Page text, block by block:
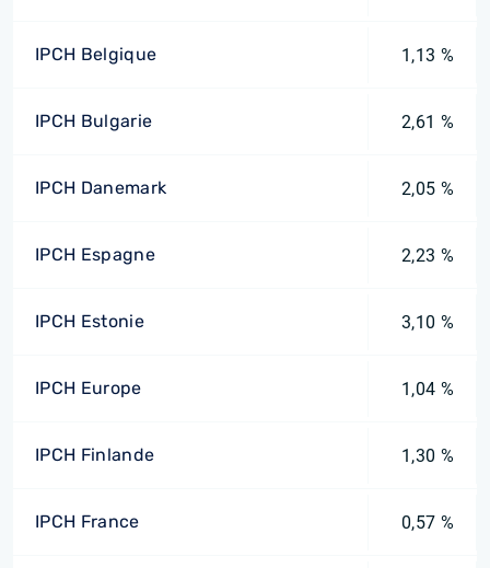
IPCH Belgique 1,13 %
IPCH Bulgarie 2,61 %
IPCH Danemark 2,05 %
IPCH Espagne 2,23 %
IPCH Estonie 3,10 %
IPCH Europe 1,04 %
IPCH Finlande 1,30 %
IPCH France 0,57 %